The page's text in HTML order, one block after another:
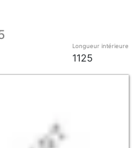
Longueur intérieure
1125